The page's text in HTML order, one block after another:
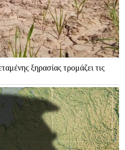
ξηρασίας τρομάζει τις